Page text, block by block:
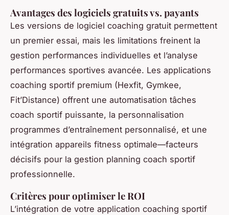
Avantages des logiciels gratuits vs. payants
Les versions de logiciel coaching gratuit permettent
un premier essai, mais les limitations freinent la
gestion performances individuelles et l’analyse
performances sportives avancée. Les applications
coaching sportif premium (Hexfit, Gymkee,
Fit’Distance) offrent une automatisation tâches
coach sportif puissante, la personnalisation
programmes d’entraînement personnalisé, et une
intégration appareils fitness optimale—facteurs
décisifs pour la gestion planning coach sportif
professionnelle.
Critères pour optimiser le ROI
L’intégration de votre application coaching sportif